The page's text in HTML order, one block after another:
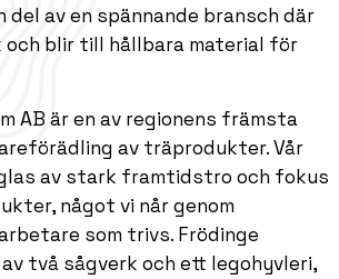
del av en spännande bransch där
blir till hållbara material för
AB är en av regionens främsta
av träprodukter. Vår
av stark framtidstro och fokus
något vi når genom
som trivs. Frödinge
två sågverk och ett legohyvleri,